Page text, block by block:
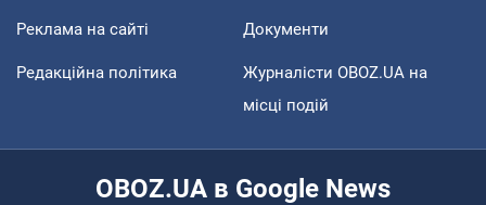
Реклама на сайті Документи
Редакційна політика
Журналісти OBOZ.UA на
місці подій
OBOZ.UA в Google News